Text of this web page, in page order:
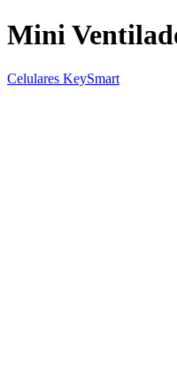
Mini
Celulares KeySmart